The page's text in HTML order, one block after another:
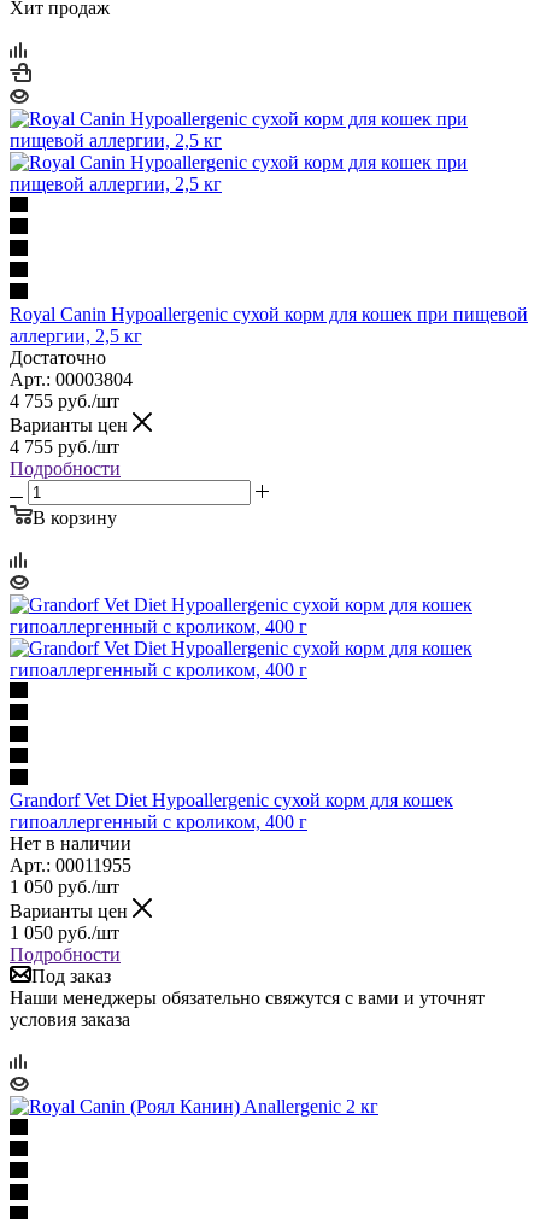
Хит продаж
Royal Canin Hypoallergenic сухой корм для кошек при пищевой
аллергии, 2,5 кг
Достаточно
Арт.: 00003804
4 755 руб./шт
Варианты цен
4 755 руб./шт
Подробности
В корзину
Grandorf Vet Diet Hypoallergenic сухой корм для кошек
гипоаллергенный с кроликом, 400 г
Нет в наличии
Арт.: 00011955
1 050 руб./шт
Варианты цен
1 050 руб./шт
Подробности
Под заказ
Наши менеджеры обязательно свяжутся с вами и уточнят
условия заказа